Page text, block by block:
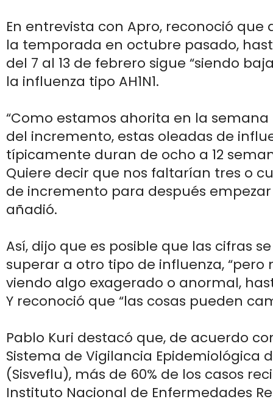
En entrevista con Apro, reconoció que
la temporada en octubre pasado,
del 7 al 13 de febrero sigue “siendo
la influenza tipo AH1N1.
“Como estamos ahorita en la
del incremento, estas oleadas de
típicamente duran de ocho a 12
Quiere decir que nos faltarían tres o
de incremento para después
añadió.
Así, dijo que es posible que las cifras
superar a otro tipo de influenza, “pero
viendo algo exagerado o anormal,
Y reconoció que “las cosas pueden
Pablo Kuri destacó que, de acuerdo
Sistema de Vigilancia Epidemiológica
(Sisveflu), más de 60% de los casos
Instituto Nacional de Enfermedades